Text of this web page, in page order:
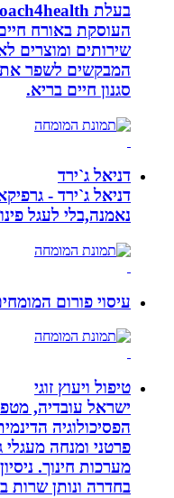
העוסקת באורח חיים
שירותים ומוצרים
המבקשים לשפר את
סגנון חיים בריא.
דניאל ג`ירד
דניאל ג`ירד - גרפיקאי
נאמנה,בלי לעגל פינות.
עיסוי פורום המומחים
טיפול ויעוץ זוגי
ישראל עובדיה, מטפל
הפסיכולוגיה הדינמית
פרטני ומנחה מעגלי
בחדרה ונותן שרות בזום